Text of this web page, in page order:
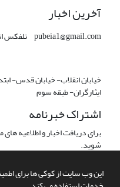
این وب سایت از کوکی ها برای
آخرین اخبار
pubeia1@gmail.com تلفکس انجمن: 66950848- 021
ایثارگران- طبقه سوم
اشتراک خبرنامه
برای دریافت اخبار و اطلاعیه
شوید.